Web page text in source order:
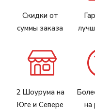
Скидки от
суммы заказа
2 Шоурума на
Юге и Севере
на